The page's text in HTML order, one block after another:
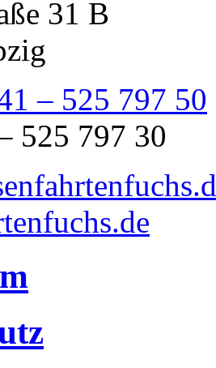
31 B
– 525 797 50
525 797 30